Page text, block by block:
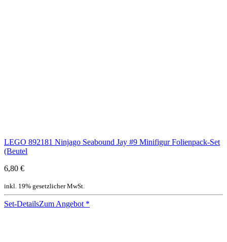
LEGO 892181 Ninjago Seabound Jay #9 Minifigur Folienpack-Set
(Beutel
6,80 €
inkl. 19% gesetzlicher MwSt.
Set-DetailsZum Angebot *